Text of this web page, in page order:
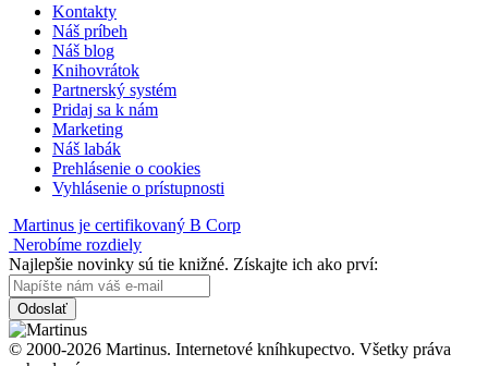
Kontakty
Náš príbeh
Náš blog
Knihovrátok
Partnerský systém
Pridaj sa k nám
Marketing
Náš labák
Prehlásenie o cookies
Vyhlásenie o prístupnosti
Martinus je certifikovaný B Corp
Nerobíme rozdiely
Najlepšie novinky sú tie knižné. Získajte ich ako prví:
Odoslať
© 2000-2026 Martinus. Internetové kníhkupectvo. Všetky práva